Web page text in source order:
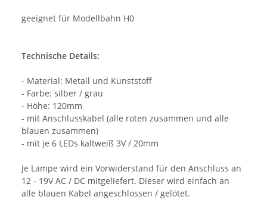
geeignet für Modellbahn H0
Technische Details:
- Material: Metall und Kunststoff
- Farbe: silber / grau
- Höhe: 120mm
- mit Anschlusskabel (alle roten zusammen und alle
blauen zusammen)
- mit je 6 LEDs kaltweiß 3V / 20mm
Je Lampe wird ein Vorwiderstand für den Anschluss an
12 - 19V AC / DC mitgeliefert. Dieser wird einfach an
alle blauen Kabel angeschlossen / gelötet.